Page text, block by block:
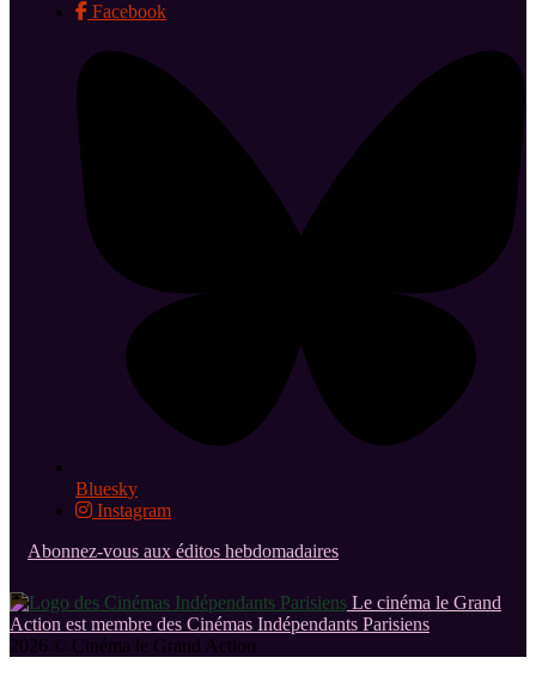
Facebook
Bluesky
Instagram
Abonnez-vous aux éditos hebdomadaires
Le cinéma le Grand
Action est membre des Cinémas Indépendants Parisiens
2026 © Cinéma le Grand Action